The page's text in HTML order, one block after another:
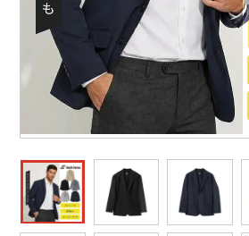
コンプレッションウェア
作業用ポロシャツ
安全保護具
レインウェア・カッパ
空調服ランキング
コンプレッションウェアランキング
作業用ポロシャツランキング
作業用手袋ランキング
おたふく手袋 マック
住商モンブラン ボン
GUSH FORCE CUP
GDジャパン カー
DIY・日曜大工作業服
飲食店ユニフォーム
運送・倉庫作業服
清掃・ビルメンテ作業服